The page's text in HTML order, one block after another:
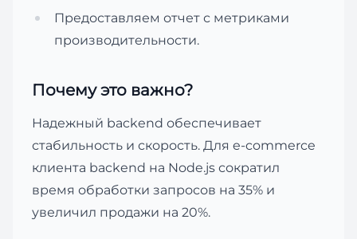
Предоставляем отчет с метриками
производительности.
Почему это важно?
Надежный backend обеспечивает
стабильность и скорость. Для e-commerce
клиента backend на Node.js сократил
время обработки запросов на 35% и
увеличил продажи на 20%.